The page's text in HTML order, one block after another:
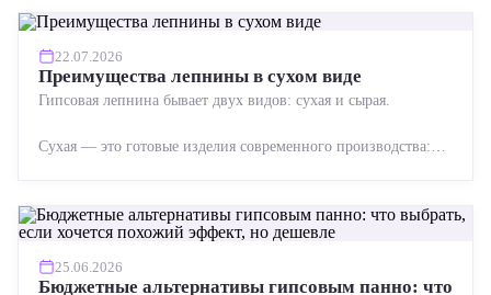
22.07.2026
Преимущества лепнины в сухом виде
Гипсовая лепнина бывает двух видов: сухая и сырая.
Сухая — это готовые изделия современного производства:
25.06.2026
Бюджетные альтернативы гипсовым панно: что